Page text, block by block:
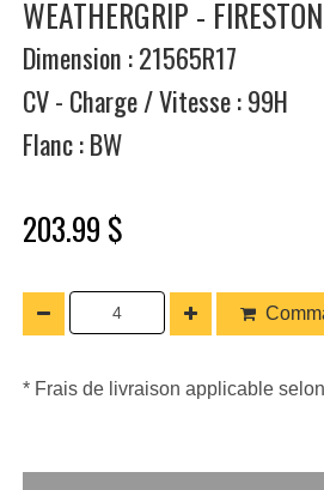
WEATHERGRIP -
Dimension : 21565R17
CV - Charge / Vitesse : 99H
Flanc : BW
203.99 $
* Frais de livraison applicable